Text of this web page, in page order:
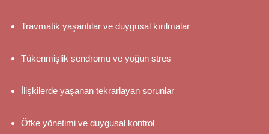
Travmatik yaşantılar ve duygusal kırılmalar
Tükenmişlik sendromu ve yoğun stres
İlişkilerde yaşanan tekrarlayan sorunlar
Öfke yönetimi ve duygusal kontrol